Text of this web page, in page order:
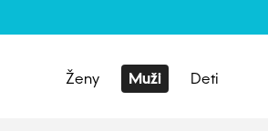
Ženy Muži Deti